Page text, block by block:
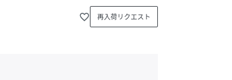
favorite_border 再入荷リクエスト